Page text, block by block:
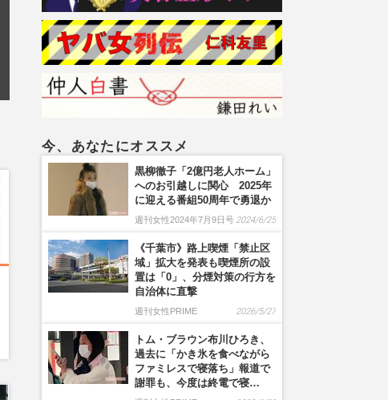
元フジテレビアナ・渡邊渚
のフォトエッセー『透明を
満たす』に見た覚悟「何を
されたかわかってしまっ
今、あなたにオススメ
黒柳徹子「2億円老人ホーム」
へのお引越しに関心 2025年
に迎える番組50周年で勇退か
週刊女性2024年7月9日号 2024/6/25
《千葉市》路上喫煙「禁止区
域」拡大を発表も喫煙所の設
置は「0」、分煙対策の行方を
自治体に直撃
週刊女性PRIME 2026/5/27
トム・ブラウン布川ひろき、
過去に「かき氷を食べながら
ファミレスで寝落ち」報道で
謝罪も、今度は終電で寝…